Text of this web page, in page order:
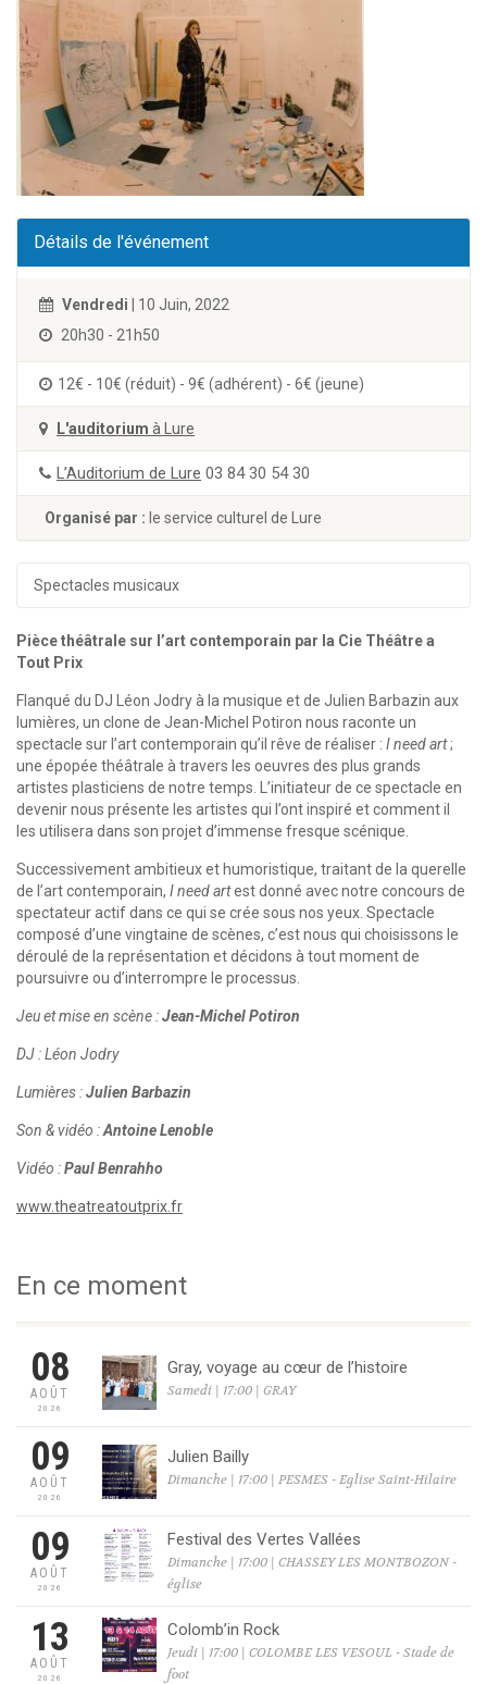
Détails de l'événement
Vendredi | 10 Juin, 2022
20h30 - 21h50
12€ - 10€ (réduit) - 9€ (adhérent) - 6€ (jeune)
L'auditorium à Lure
L’Auditorium de Lure 03 84 30 54 30
Organisé par : le service culturel de Lure
Spectacles musicaux
Pièce théâtrale sur l’art contemporain par la Cie Théâtre a
Tout Prix
Flanqué du DJ Léon Jodry à la musique et de Julien Barbazin aux
lumières, un clone de Jean-Michel Potiron nous raconte un
spectacle sur l’art contemporain qu’il rêve de réaliser : I need art;
une épopée théâtrale à travers les oeuvres des plus grands
artistes plasticiens de notre temps. L’initiateur de ce spectacle en
devenir nous présente les artistes qui l’ont inspiré et comment il
les utilisera dans son projet d’immense fresque scénique.
Successivement ambitieux et humoristique, traitant de la querelle
de l’art contemporain, I need artest donné avec notre concours de
spectateur actif dans ce qui se crée sous nos yeux. Spectacle
composé d’une vingtaine de scènes, c’est nous qui choisissons le
déroulé de la représentation et décidons à tout moment de
poursuivre ou d’interrompre le processus.
Jeu et mise en scène :Jean-Michel Potiron
DJ :Léon Jodry
Lumières :Julien Barbazin
Son & vidéo :Antoine Lenoble
Vidéo :Paul Benrahho
www.theatreatoutprix.fr
En ce moment
08
AOÛT
2026
Gray, voyage au cœur de l’histoire
Samedi | 17:00 | GRAY
09
AOÛT
2026
Julien Bailly
Dimanche | 17:00 | PESMES - Eglise Saint-Hilaire
09
AOÛT
2026
Festival des Vertes Vallées
Dimanche | 17:00 | CHASSEY LES MONTBOZON -
église
13
AOÛT
2026
Colomb’in Rock
Jeudi | 17:00 | COLOMBE LES VESOUL - Stade de
foot